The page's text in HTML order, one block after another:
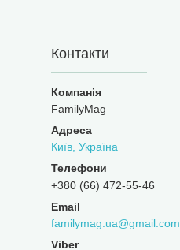
Контакти
FamilyMag
Київ, Україна
+380 (66) 472-55-46
familymag.ua@gmail.com